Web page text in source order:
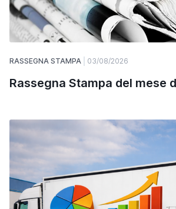
RASSEGNA STAMPA 03/08/2026
Rassegna Stampa del mese